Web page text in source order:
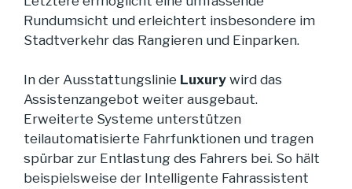
Rundumsicht und erleichtert insbesondere im
Stadtverkehr das Rangieren und Einparken.
In der Ausstattungslinie Luxury wird das
Assistenzangebot weiter ausgebaut.
Erweiterte Systeme unterstützen
teilautomatisierte Fahrfunktionen und tragen
spürbar zur Entlastung des Fahrers bei. So hält
beispielsweise der Intelligente Fahrassistent